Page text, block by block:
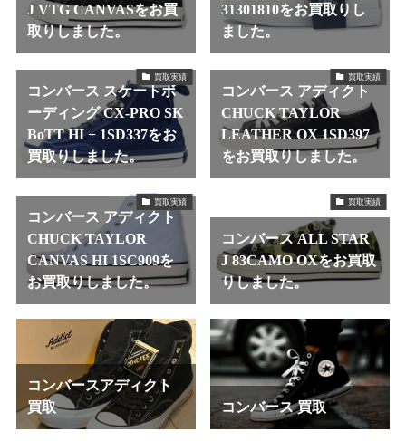
J VTG CANVASをお買
取りしました。
31301810をお買取りし
ました。
買取実績
コンバース スケートボ
ーディング CX-PRO SK
BoTT HI + 1SD337をお
買取りしました。
買取実績
コンバース アディクト
CHUCK TAYLOR
LEATHER OX 1SD397
をお買取りしました。
買取実績
コンバース アディクト
CHUCK TAYLOR
CANVAS HI 1SC909を
お買取りしました。
買取実績
コンバース ALL STAR
J 83CAMO OXをお買取
りしました。
コンバースアディクト
買取
コンバース 買取